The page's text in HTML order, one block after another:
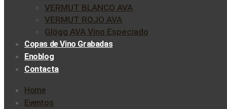
VERMUT BLANCO AVA
VERMUT ROJO AVA
Glögg AVA Vino Especiado
Copas de Vino Grabadas
Enoblog
Contacta
Home
Eventos